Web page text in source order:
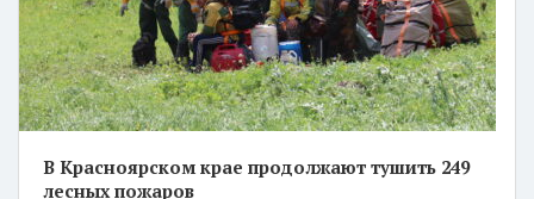
В Красноярском крае продолжают тушить 249
лесных пожаров